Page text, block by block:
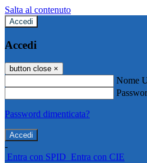
Salta al contenuto
Accedi
Accedi
button close ×
Nome
Password dimenticata?
-
Entra con SPID Entra con CIE